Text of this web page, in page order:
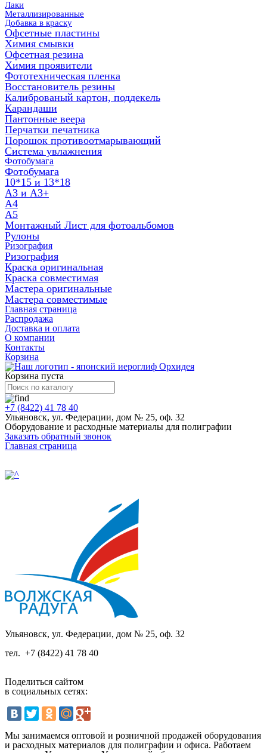
Лаки
Металлизированные
Добавка в краску
Офсетные пластины
Химия смывки
Офсетная резина
Химия проявители
Фототехническая пленка
Восстановитель резины
Калиброваный картон, поддекель
Карандаши
Пантонные веера
Перчатки печатника
Порошок противоотмарывающий
Система увлажнения
Фотобумага
Фотобумага
10*15 и 13*18
A3 и А3+
А4
А5
Монтажный Лист для фотоальбомов
Рулоны
Ризография
Ризография
Краска оригинальная
Краска совместимая
Мастера оригинальные
Мастера совместимые
Главная страница
Распродажа
Доставка и оплата
О компании
Контакты
Корзина
Корзина пуста
+7 (8422) 41 78 40
Ульяновск, ул. Федерации, дом № 25, оф. 32
Оборудование и расходные материалы для полиграфии
Заказать обратный звонок
Главная страница
Ульяновск, ул. Федерации, дом № 25, оф. 32
тел. +7 (8422) 41 78 40
Поделиться сайтом
в социальных сетях:
Мы занимаемся оптовой и розничной продажей оборудования
и расходных материалов для полиграфии и офиса. Работаем